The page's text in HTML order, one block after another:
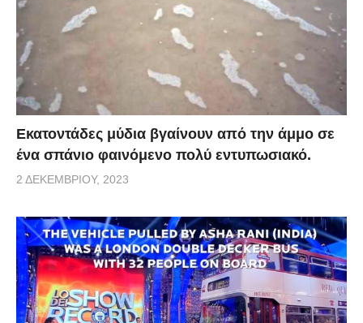
Εκατοντάδες μύδια βγαίνουν από την άμμο σε
ένα σπάνιο φαινόμενο πολύ εντυπωσιακό.
2 ΔΕΚΕΜΒΡΊΟΥ, 2023